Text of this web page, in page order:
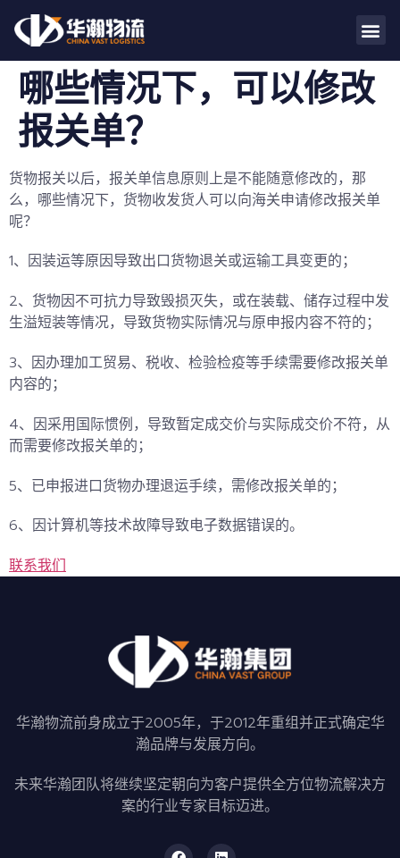
哪些情况下，可以修改
报关单？
货物报关以后，报关单信息原则上是不能随意修改的，那
么，哪些情况下，货物收发货人可以向海关申请修改报关单
呢？
1、因装运等原因导致出口货物退关或运输工具变更的；
2、货物因不可抗力导致毁损灭失，或在装载、储存过程中发
生溢短装等情况，导致货物实际情况与原申报内容不符的；
3、因办理加工贸易、税收、检验检疫等手续需要修改报关单
内容的；
4、因采用国际惯例，导致暂定成交价与实际成交价不符，从
而需要修改报关单的；
5、已申报进口货物办理退运手续，需修改报关单的；
6、因计算机等技术故障导致电子数据错误的。
联系我们
华瀚物流前身成立于2005年，于2012年重组并正式确定华
瀚品牌与发展方向。
未来华瀚团队将继续坚定朝向为客户提供全方位物流解决方
案的行业专家目标迈进。